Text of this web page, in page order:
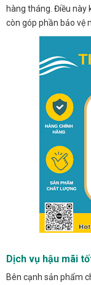
hàng tháng. Điều này
còn góp phần bảo vệ
Dịch vụ hậu mãi
Bên cạnh sản phẩm